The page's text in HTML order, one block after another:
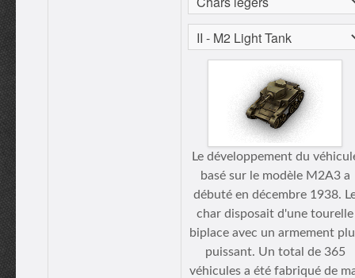
Le développement du
basé sur le modèle M2A3 a
débuté en décembre 1938.
char disposait d'une tourelle
biplace avec un armement
puissant. Un total de 365
véhicules a été fabriqué de